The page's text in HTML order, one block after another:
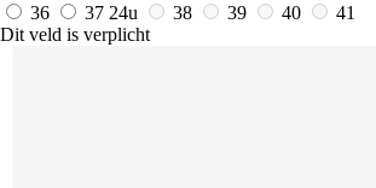
36
37 24u 38 39 40
41
Dit veld is verplicht